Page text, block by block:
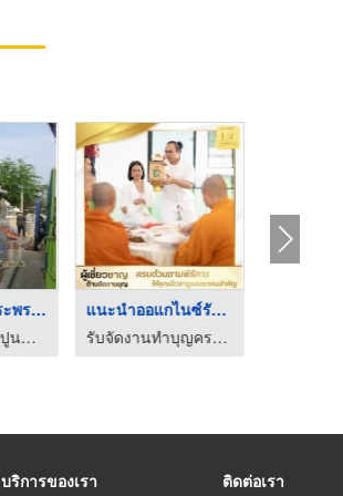
จำหน่ายศาลพระพรหม
โรงงานผลิตบัวปูนสำเร็จ งานปูนปั้นแบบตามสั่ง นนทศิลป์
แนะนำออแกไนซ์รับจัดง ...
รับจัดงานทำบุญครบวงจร ระดับพรีเมี่ยม - บริษัททำบุญ999
บริการของเรา ติดต่อเรา